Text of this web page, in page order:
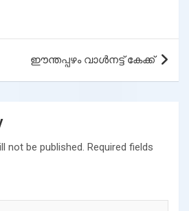
ഈന്തപ്പഴം വാൾനട്ട് കേക്ക്
not be published. Required fields